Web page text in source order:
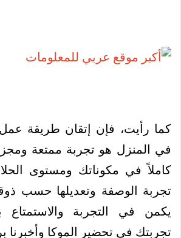
كما رأيت، فإن إتقان طريقة عمل
في المنزل هو تجربة ممتعة
كاملاً في مكوناتك ومستوى
تجربة الوصفة وتعديلها حسب
يكمن في التجربة والاستمتاع
تجربتك في تحضير الموكا وأخبرنا